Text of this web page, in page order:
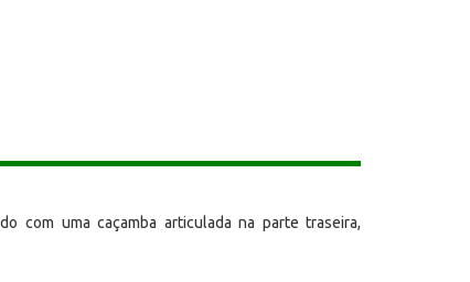
com uma caçamba articulada na parte traseira,